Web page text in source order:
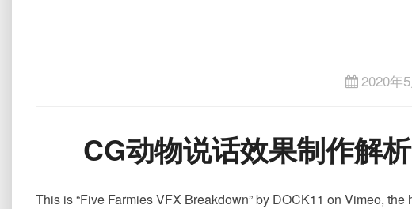
2020年
CG动物说话效果制作解
This is “Five Farmies VFX Breakdown” by DOCK11 on Vimeo,